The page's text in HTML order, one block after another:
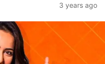
3 years ago